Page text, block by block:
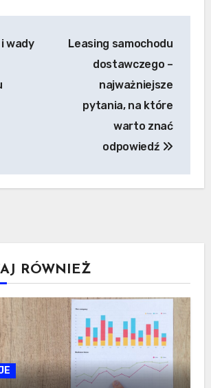
wady
Leasing samochodu
dostawczego –
najważniejsze
pytania, na które
warto znać
odpowiedź
RÓWNIEŻ